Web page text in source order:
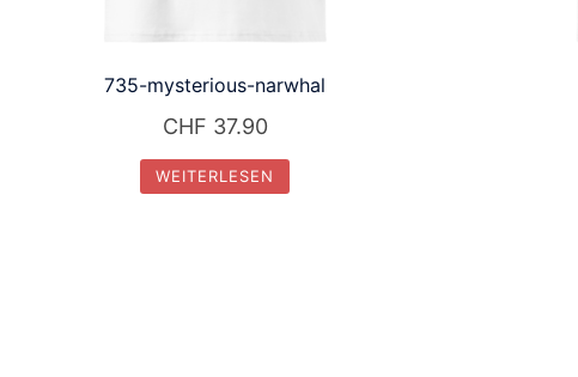
735-mysterious-narwhal
CHF 37.90
WEITERLESEN